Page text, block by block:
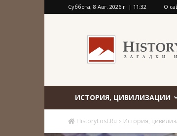
Суббота, 8 Авг. 2026 г. | 11:32 О
ИСТОРИЯ, ЦИВИЛИЗАЦИИ
HistoryLost.Ru История,